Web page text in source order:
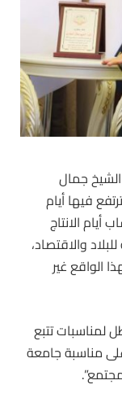
جمال
فيها أيام
الانتاج
والاقتصاد،
الواقع غير
لمناسبات تتبع
مناسبة جامعة